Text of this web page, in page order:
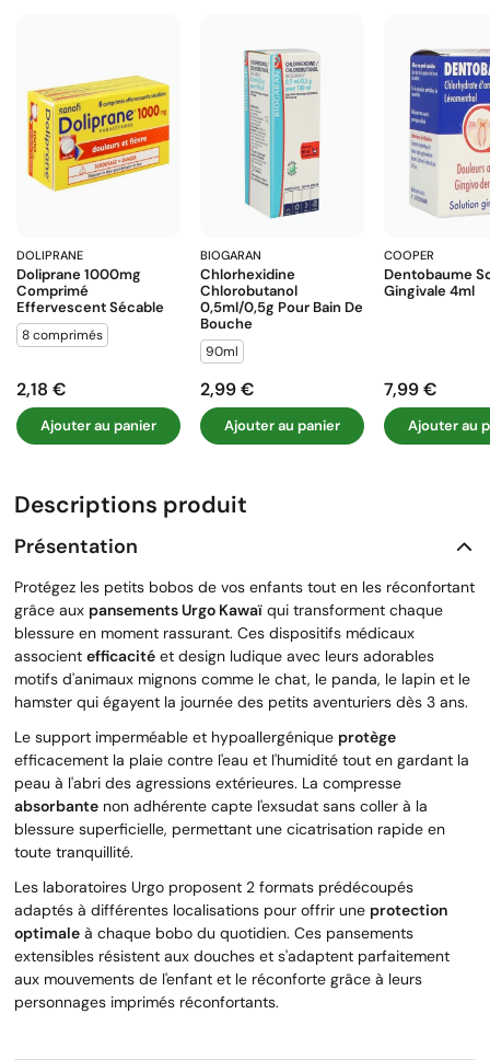
DOLIPRANE
Doliprane 1000mg
Comprimé
Effervescent Sécable
8 comprimés
Prix
2,18 €
Ajouter au panier
BIOGARAN
Chlorhexidine
Chlorobutanol
0,5ml/0,5g Pour Bain De
Bouche
90ml
Prix
2,99 €
Ajouter au panier
COOPER
Dentobaume
Gingivale 4ml
Prix
7,99 €
Ajouter au
Descriptions produit
Présentation
Protégez les petits bobos de vos enfants tout en les réconfortant
grâce aux pansements Urgo Kawaï qui transforment chaque
blessure en moment rassurant. Ces dispositifs médicaux
associent efficacité et design ludique avec leurs adorables
motifs d'animaux mignons comme le chat, le panda, le lapin et le
hamster qui égayent la journée des petits aventuriers dès 3 ans.
Le support imperméable et hypoallergénique protège
efficacement la plaie contre l'eau et l'humidité tout en gardant la
peau à l'abri des agressions extérieures. La compresse
absorbante non adhérente capte l'exsudat sans coller à la
blessure superficielle, permettant une cicatrisation rapide en
toute tranquillité.
Les laboratoires Urgo proposent 2 formats prédécoupés
adaptés à différentes localisations pour offrir une protection
optimale à chaque bobo du quotidien. Ces pansements
extensibles résistent aux douches et s'adaptent parfaitement
aux mouvements de l'enfant et le réconforte grâce à leurs
personnages imprimés réconfortants.